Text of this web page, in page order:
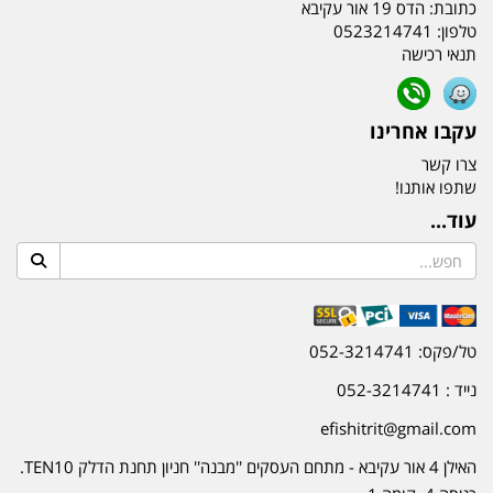
כתובת: הדס 19 אור עקיבא
טלפון: 0523214741
תנאי רכישה
עקבו אחרינו
צרו קשר
שתפו אותנו!
עוד...
טל/פקס: 052-3214741
נייד : 052-3214741
efishitrit@gmail.com
האילן 4 אור עקיבא - מתחם העסקים ''מבנה'' חניון תחנת הדלק TEN10.